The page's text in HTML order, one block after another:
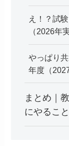
え！？試
（2026年
やっぱり
年度（
まとめ｜
にやること